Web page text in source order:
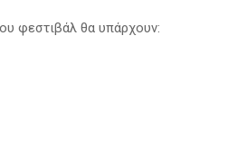
φεστιβάλ θα υπάρχουν: